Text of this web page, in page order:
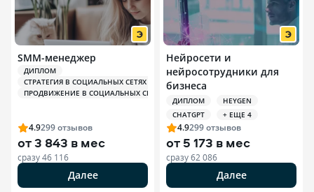
SMM-менеджер
ДИПЛОМ
СТРАТЕГИЯ В СОЦИАЛЬНЫХ СЕТЯХ (SMM)
ПРОДВИЖЕНИЕ В СОЦИАЛЬНЫХ СЕТЯХ (SMM)
4.9299отзывов
от3 843 в мес
сразу46 116
Далее
Нейросети и
нейросотрудники для
бизнеса
ДИПЛОМ
HEYGEN
CHATGPT
+ ЕЩЕ 4
4.9299отзывов
от 5 173 в мес
сразу62 086
Далее